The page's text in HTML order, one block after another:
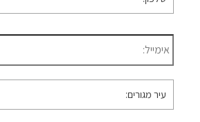
דוא״ל *
עיר
מגורים